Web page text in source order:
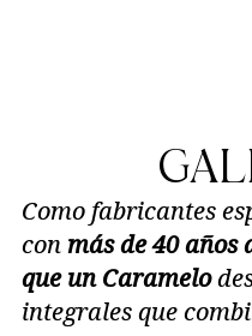
Como fabricantes
conmás de 40
que un Caramelo
integrales que